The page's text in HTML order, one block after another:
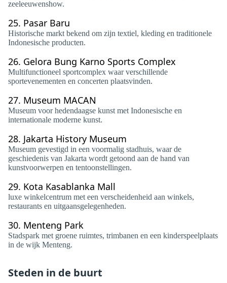
zeeleeuwenshow.
25. Pasar Baru
Historische markt bekend om zijn textiel, kleding en traditionele
Indonesische producten.
26. Gelora Bung Karno Sports Complex
Multifunctioneel sportcomplex waar verschillende
sportevenementen en concerten plaatsvinden.
27. Museum MACAN
Museum voor hedendaagse kunst met Indonesische en
internationale moderne kunst.
28. Jakarta History Museum
Museum gevestigd in een voormalig stadhuis, waar de
geschiedenis van Jakarta wordt getoond aan de hand van
kunstvoorwerpen en tentoonstellingen.
29. Kota Kasablanka Mall
luxe winkelcentrum met een verscheidenheid aan winkels,
restaurants en uitgaansgelegenheden.
30. Menteng Park
Stadspark met groene ruimtes, trimbanen en een kinderspeelplaats
in de wijk Menteng.
Steden in de buurt